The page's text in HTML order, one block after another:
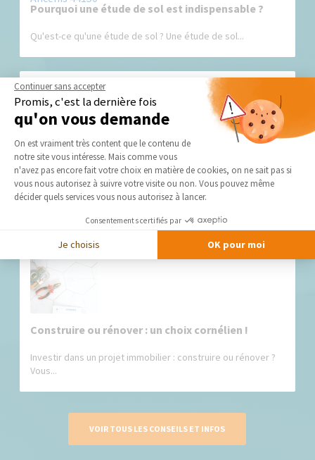
Pourquoi une étude de sol est indispensable ?
Qu'est-ce qu'une étude de sol ? Une étude de sol...
Comment construire un habitat participatif ?
Accéder à la propriété : une...
Construire ou rénover : un choix cornélien !
Investir dans un projet immobilier : construire ou rénover ?
Vous...
VOIR TOUS LES CONSEILS ET INFOS
Continuer sans accepter
Promis, c'est la dernière fois
qu'on vous demande
Plateforme de Gestion du
On est vraiment très content que le contenu de
notre site vous intéresse. Mais comme vous
n'avez pas encore fait votre choix en matière de cookies, on ne sait pas si
vous nous autorisez à suivre votre visite ou non. Vous pouvez même
décider quels services vous nous autorisez à lancer.
Consentements certifiés par
Je choisis OK pour moi
Axeptio consent